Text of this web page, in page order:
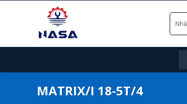
Tìm
kiếm:
MATRIX/I 18-5T/4